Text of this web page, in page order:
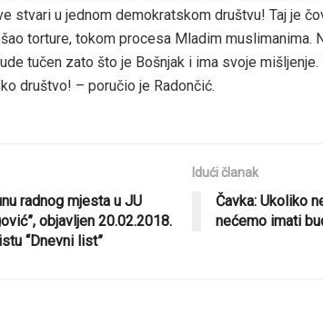
stvari u jednom demokratskom društvu! Taj je
torture, tokom procesa Mladim muslimanima.
tučen zato što je Bošnjak i ima svoje
društvo! – poručio je Radončić.
radnog mjesta u JU
objavljen 20.02.2018.
“Dnevni list”
Idući članak
Čavka: Ukoliko
nećemo imati